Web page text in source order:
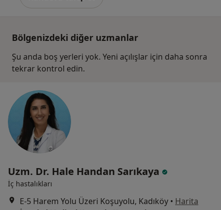
Bölgenizdeki diğer uzmanlar
Şu anda boş yerleri yok. Yeni açılışlar için daha sonra
tekrar kontrol edin.
Uzm. Dr. Hale Handan Sarıkaya
İç hastalıkları
E-5 Harem Yolu Üzeri Koşuyolu, Kadıköy • Harita